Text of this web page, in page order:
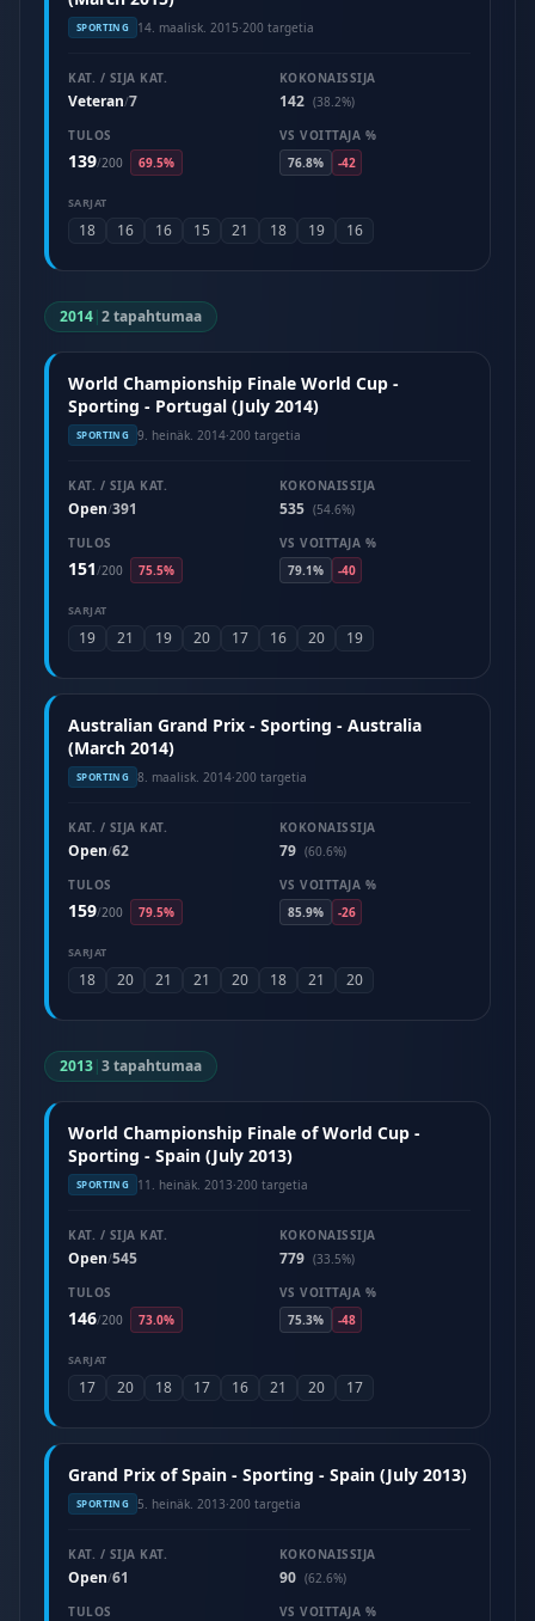
SPORTING 14. maalisk. 2015·200 targetia
KAT. / SIJA KAT.
Veteran/7
KOKONAISSIJA
142 (38.2%)
TULOS
139/200 69.5%
VS VOITTAJA %
76.8%
-42
SARJAT
18 16 16 15 21 18 19 16
2014|2 tapahtumaa
World Championship Finale World Cup -
Sporting - Portugal (July 2014)
SPORTING 9. heinäk. 2014·200 targetia
KAT. / SIJA KAT.
Open/391
KOKONAISSIJA
535 (54.6%)
TULOS
151/200 75.5%
VS VOITTAJA %
79.1%
-40
SARJAT
19 21 19 20 17 16 20 19
Australian Grand Prix - Sporting - Australia
(March 2014)
SPORTING 8. maalisk. 2014·200 targetia
KAT. / SIJA KAT.
Open/62
KOKONAISSIJA
79 (60.6%)
TULOS
159/200 79.5%
VS VOITTAJA %
85.9%
-26
SARJAT
18 20 21 21 20 18 21 20
2013|3 tapahtumaa
World Championship Finale of World Cup -
Sporting - Spain (July 2013)
SPORTING 11. heinäk. 2013·200 targetia
KAT. / SIJA KAT.
Open/545
KOKONAISSIJA
779 (33.5%)
TULOS
146/200 73.0%
VS VOITTAJA %
75.3%
-48
SARJAT
17 20 18 17 16 21 20 17
Grand Prix of Spain - Sporting - Spain (July 2013)
SPORTING 5. heinäk. 2013·200 targetia
KAT. / SIJA KAT.
Open/61
KOKONAISSIJA
90 (62.6%)
TULOS
VS VOITTAJA %